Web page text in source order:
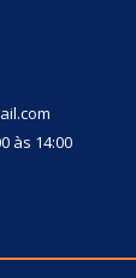
às 14:00